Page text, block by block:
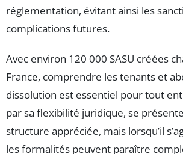
réglementation, évitant ainsi les
complications futures.
Avec environ 120 000 SASU créées
France, comprendre les tenants et
dissolution est essentiel pour tout
par sa flexibilité juridique, se
structure appréciée, mais lorsqu’il
les formalités peuvent paraître